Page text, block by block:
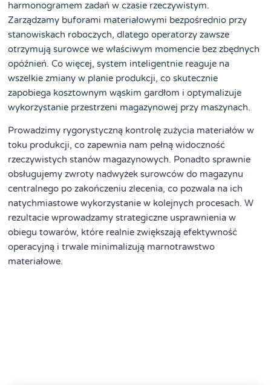
harmonogramem zadań w czasie rzeczywistym.
Zarządzamy buforami materiałowymi bezpośrednio przy
stanowiskach roboczych, dlatego operatorzy zawsze
otrzymują surowce we właściwym momencie bez zbędnych
opóźnień. Co więcej, system inteligentnie reaguje na
wszelkie zmiany w planie produkcji, co skutecznie
zapobiega kosztownym wąskim gardłom i optymalizuje
wykorzystanie przestrzeni magazynowej przy maszynach.
Prowadzimy rygorystyczną kontrolę zużycia materiałów w
toku produkcji, co zapewnia nam pełną widoczność
rzeczywistych stanów magazynowych. Ponadto sprawnie
obsługujemy zwroty nadwyżek surowców do magazynu
centralnego po zakończeniu zlecenia, co pozwala na ich
natychmiastowe wykorzystanie w kolejnych procesach. W
rezultacie wprowadzamy strategiczne usprawnienia w
obiegu towarów, które realnie zwiększają efektywność
operacyjną i trwale minimalizują marnotrawstwo
materiałowe.